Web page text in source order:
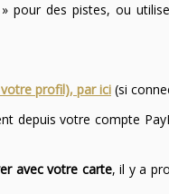
pour des pistes, ou
profil), par ici(si
depuis votre compte
avec votre carte, il y a